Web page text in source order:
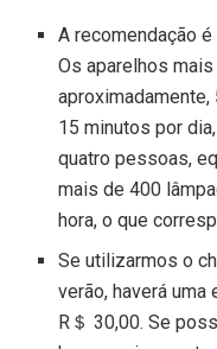
A recomendação
Os aparelhos
aproximadamente,
15 minutos por
quatro pessoas,
mais de 400
hora, o que
Se utilizarmos o
verão, haverá uma
R＄ 30,00. Se